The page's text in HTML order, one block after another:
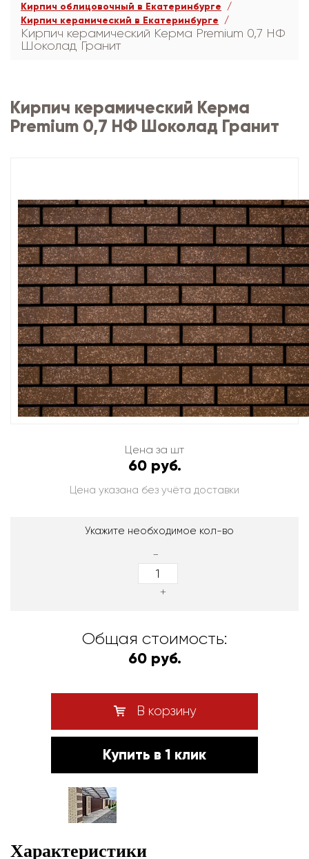
Кирпич облицовочный в Екатеринбурге
Кирпич керамический в Екатеринбурге
Кирпич керамический Керма Premium 0,7 НФ
Шоколад Гранит
Кирпич керамический Керма
Premium 0,7 НФ Шоколад Гранит
Цена за шт
60 руб.
Цена указана без учёта доставки
Укажите необходимое кол-во
-
+
Общая стоимость:
60 руб.
В корзину
Купить в 1 клик
Характеристики